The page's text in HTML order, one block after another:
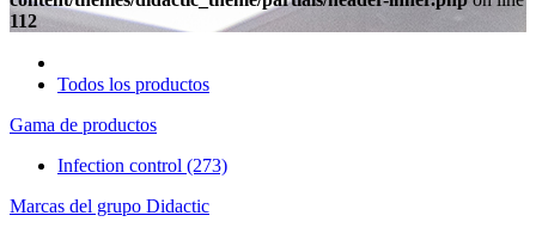
112
Todos los productos
Gama de productos
Infection control (273)
Marcas del grupo Didactic